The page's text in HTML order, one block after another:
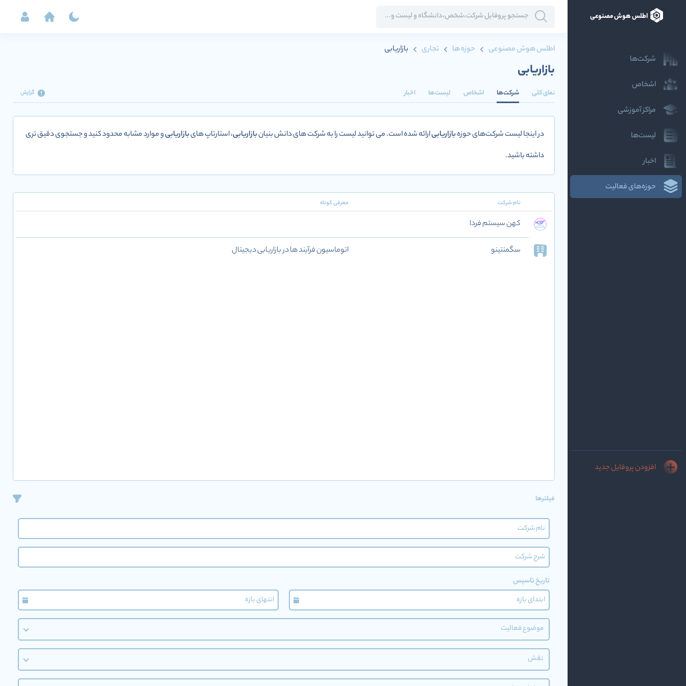
اطلس هوش مصنوعی
شرکت‌ها
اشخاص
مراکز آموزشی
لیست‌ها
اخبار
حوزه‌های فعالیت
افزودن پروفایل جدید
اطلس هوش مصنوعی حوزه ها تجاری بازاریابی
بازاریابی
نمای کلی شرکت‌ها اشخاص لیست‌ها اخبار گزارش
در اینجا لیست شرکت‌های حوزهبازاریابیارائه شده است. می توانید لیست را به شرکت های دانش بنیانبازاریابی، استارتاپ هایبازاریابیو موارد مشابه محدود کنید و جستجوی دقیق تری
داشته باشید.
نام شرکت معرفی کوتاه
کهن سیستم فردا
سگمنتینو اتوماسیون فرآیند ها در بازاریابی دیجیتال
فیلترها
تاریخ تاسیس
موضوع فعالیت
نقش